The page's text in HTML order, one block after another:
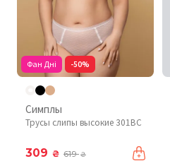
Фан Дні -50%
Симплы
Трусы слипы высокие 301BC
309 ₴ 619₴